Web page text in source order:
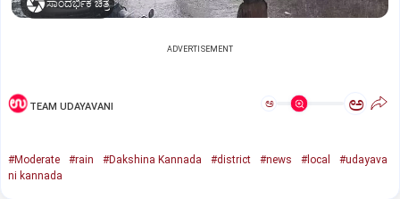
ಸಾಂದರ್ಭಿಕ ಚಿತ್ರ
ADVERTISEMENT
TEAM UDAYAVANI ಅ ಅ
#Moderate #rain #Dakshina Kannada #district #news #local
#udayava
ni kannada